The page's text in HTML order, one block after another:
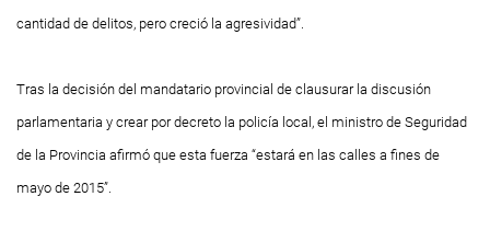
cantidad de delitos, pero creció la agresividad”.
Tras la decisión del mandatario provincial de clausurar la discusión
parlamentaria y crear por decreto la policía local, el ministro de Seguridad
de la Provincia afirmó que esta fuerza “estará en las calles a fines de
mayo de 2015”.